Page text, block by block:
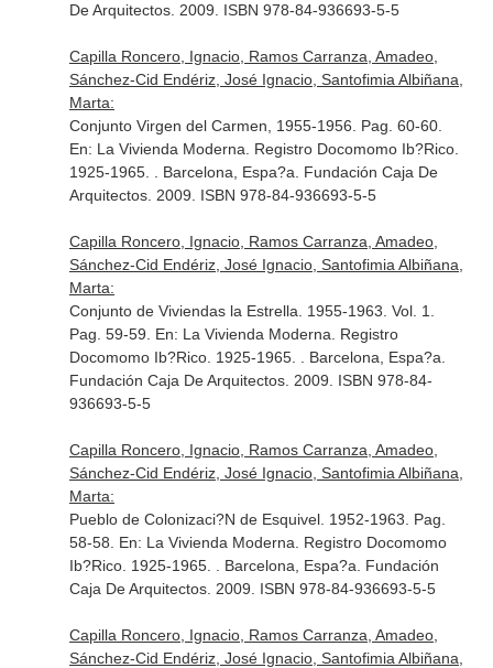
De Arquitectos. 2009. ISBN 978-84-936693-5-5
Capilla Roncero, Ignacio, Ramos Carranza, Amadeo,
Sánchez-Cid Endériz, José Ignacio, Santofimia Albiñana,
Marta:
Conjunto Virgen del Carmen, 1955-1956. Pag. 60-60.
En: La Vivienda Moderna. Registro Docomomo Ib?Rico.
1925-1965. . Barcelona, Espa?a. Fundación Caja De
Arquitectos. 2009. ISBN 978-84-936693-5-5
Capilla Roncero, Ignacio, Ramos Carranza, Amadeo,
Sánchez-Cid Endériz, José Ignacio, Santofimia Albiñana,
Marta:
Conjunto de Viviendas la Estrella. 1955-1963. Vol. 1.
Pag. 59-59. En: La Vivienda Moderna. Registro
Docomomo Ib?Rico. 1925-1965. . Barcelona, Espa?a.
Fundación Caja De Arquitectos. 2009. ISBN 978-84-
936693-5-5
Capilla Roncero, Ignacio, Ramos Carranza, Amadeo,
Sánchez-Cid Endériz, José Ignacio, Santofimia Albiñana,
Marta:
Pueblo de Colonizaci?N de Esquivel. 1952-1963. Pag.
58-58. En: La Vivienda Moderna. Registro Docomomo
Ib?Rico. 1925-1965. . Barcelona, Espa?a. Fundación
Caja De Arquitectos. 2009. ISBN 978-84-936693-5-5
Capilla Roncero, Ignacio, Ramos Carranza, Amadeo,
Sánchez-Cid Endériz, José Ignacio, Santofimia Albiñana,